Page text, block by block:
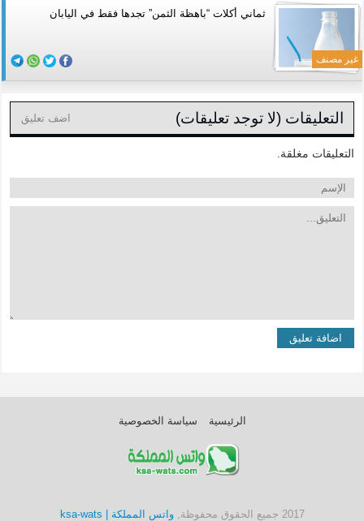
غير مصنف
ثماني أكلات “باهظة الثمن” تجدها فقط في اليابان
التعليقات (لا توجد تعليقات) اضف تعليق
التعليقات مغلقة.
الرئيسية سياسة الخصوصية
2017 جميع الحقوق محفوظة, واتس المملكة | ksa-wats